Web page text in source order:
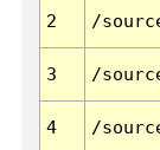
2 /
3 /
4 /